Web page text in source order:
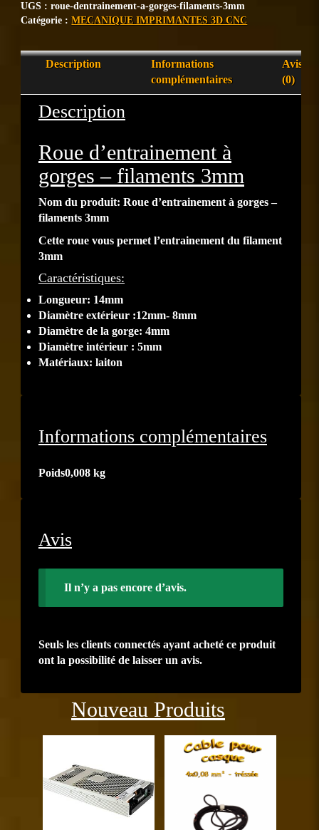
UGS :roue-dentrainement-a-gorges-filaments-3mm
Catégorie :MECANIQUE IMPRIMANTES 3D CNC
Description
Informations
complémentaires
Avis
(0)
Description
Roue d’entrainement à
gorges – filaments 3mm
Nom du produit: Roue d’entrainement à gorges –
filaments 3mm
Cette roue vous permet l’entrainement du filament
3mm
Caractéristiques:
Longueur: 14mm
Diamètre extérieur :12mm- 8mm
Diamètre de la gorge: 4mm
Diamètre intérieur : 5mm
Matériaux: laiton
Informations complémentaires
Poids0,008 kg
Avis
Il n’y a pas encore d’avis.
Seuls les clients connectés ayant acheté ce produit
ont la possibilité de laisser un avis.
Nouveau Produits
Précédent